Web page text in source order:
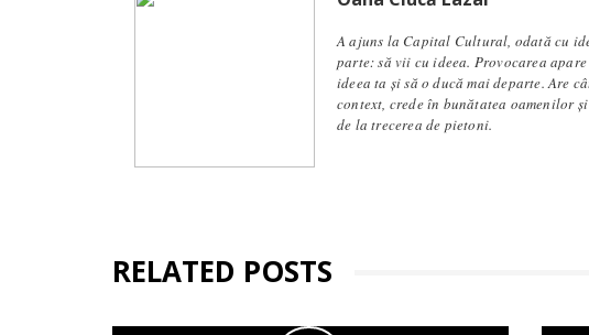
A ajuns la Capital Cultural, odată cu
parte: să vii cu ideea. Provocarea
ideea ta și să o ducă mai departe. Are
context, crede în bunătatea oamenilor
de la trecerea de pietoni.
RELATED POSTS